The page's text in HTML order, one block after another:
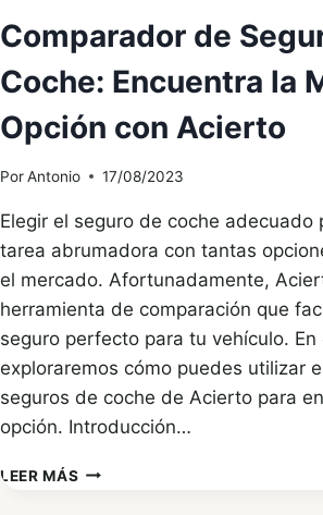
Comparador de
Coche: Encuentra la
Opción con Acierto
PorAntonio 17/08/2023
Elegir el seguro de coche adecuado
tarea abrumadora con tantas
el mercado. Afortunadamente,
herramienta de comparación que
seguro perfecto para tu vehículo.
exploraremos cómo puedes utilizar
seguros de coche de Acierto para
opción. Introducción…
LEER MÁS COMPARADOR